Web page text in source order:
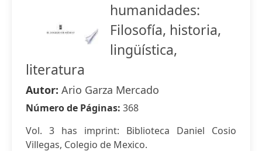
humanidades:
Filosofía, historia,
lingüística,
literatura
Autor: Ario Garza Mercado
Número de Páginas: 368
Vol. 3 has imprint: Biblioteca Daniel Cosio
Villegas, Colegio de Mexico.